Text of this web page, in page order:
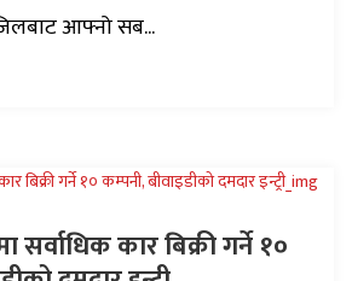
आफ्नो सब...
सर्वाधिक कार बिक्री गर्ने १०